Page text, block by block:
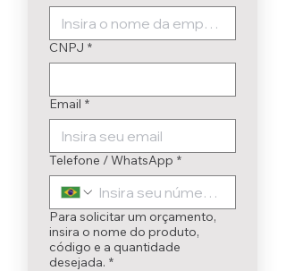
CNPJ *
Email *
Telefone / WhatsApp *
Para solicitar um orçamento,
insira o nome do produto,
código e a quantidade
desejada. *